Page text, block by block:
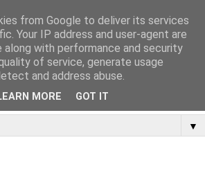
▼
from Google to deliver its services
Your IP address and user-agent are
along with performance and security
of service, generate usage
and address abuse.
MORE GOT IT